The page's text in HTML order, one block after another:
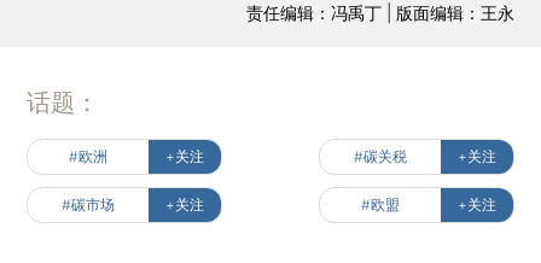
责任编辑：冯禹丁 | 版面编辑：王永
话题：
#欧洲 +关注 #碳关税 +关注
#碳市场 +关注 #欧盟 +关注